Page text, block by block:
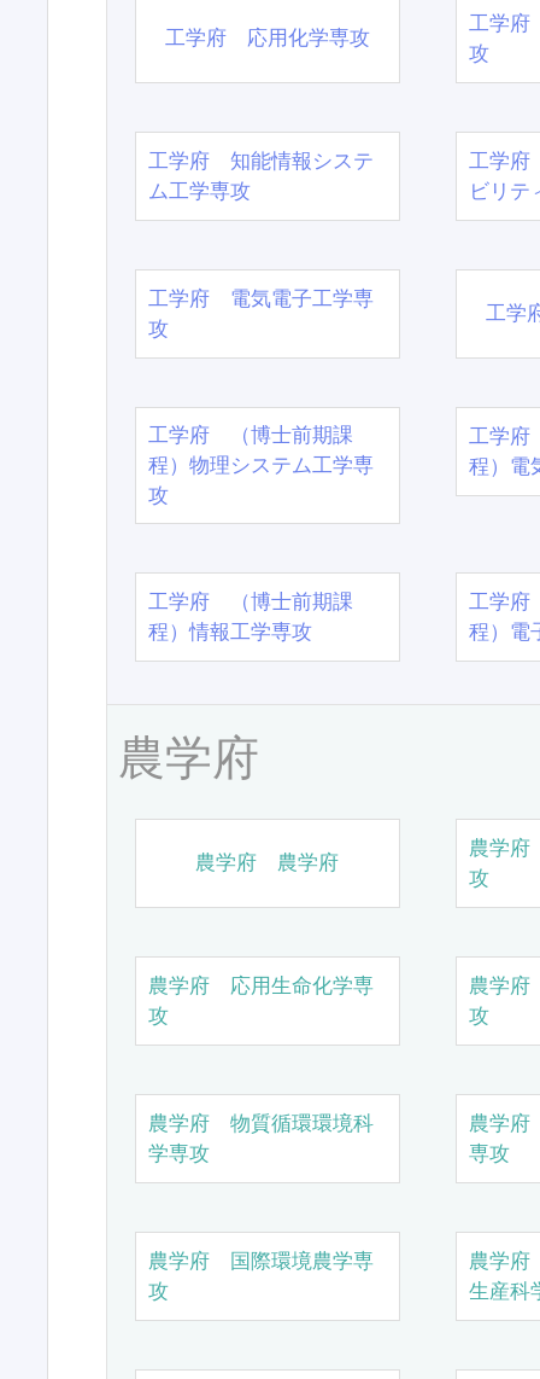
工学府 応用化学専攻
工学府
攻
工学府 知能情報システ
ム工学専攻
工学府
ビリテ
工学府 電気電子工学専
攻
工学
工学府 （博士前期課
程）物理システム工学専
攻
工学
程）電
工学府 （博士前期課
程）情報工学専攻
工学
程）電
農学府
農学府 農学府
農学
攻
農学府 応用生命化学専
攻
農学
攻
農学府 物質循環環境科
学専攻
農学
専攻
農学府 国際環境農学専
攻
農学
生産科